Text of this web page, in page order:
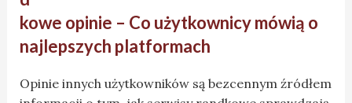
kowe opinie – Co użytkownicy mówią o
najlepszych platformach
Opinie innych użytkowników są bezcennym źródłem